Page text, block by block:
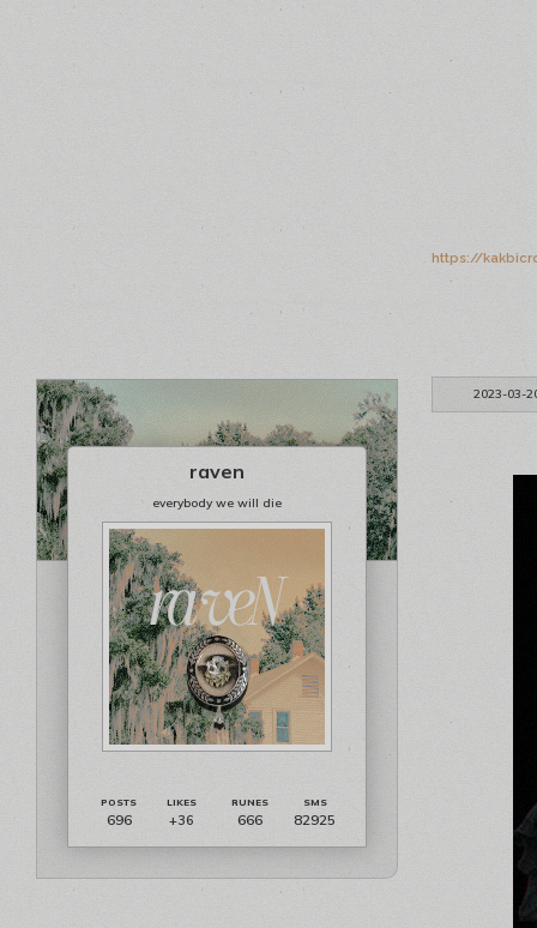
https://
2023-03-
raven
everybody we will die
696 +36 666 82925